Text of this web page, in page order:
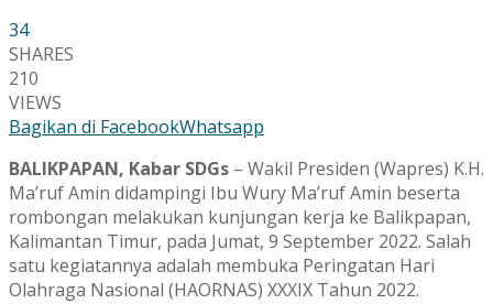
34
SHARES
210
VIEWS
Bagikan di FacebookWhatsapp
BALIKPAPAN, Kabar SDGs – Wakil Presiden (Wapres) K.H.
Ma’ruf Amin didampingi Ibu Wury Ma’ruf Amin beserta
rombongan melakukan kunjungan kerja ke Balikpapan,
Kalimantan Timur, pada Jumat, 9 September 2022. Salah
satu kegiatannya adalah membuka Peringatan Hari
Olahraga Nasional (HAORNAS) XXXIX Tahun 2022.